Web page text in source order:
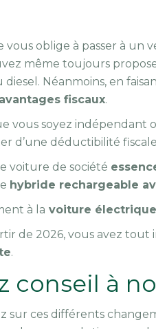
vous oblige à passer à un
même toujours
Néanmoins, en
fiscaux.
vous soyez indépendant
d’une déductibilité
voiture de société
hybride rechargeable
à la voiture
de 2026, vous avez tout
.
conseil à
sur ces différents